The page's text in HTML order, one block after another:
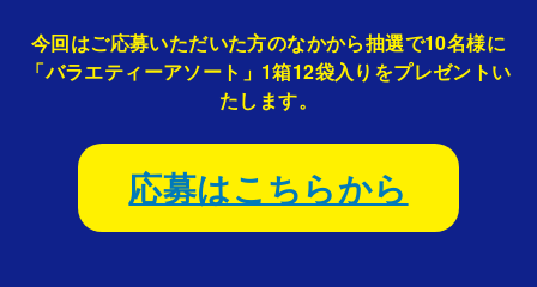
今回はご応募いただいた方のなかから抽選で10名様に
「バラエティーアソート」1箱12袋入りをプレゼントい
たします。
応募はこちらから